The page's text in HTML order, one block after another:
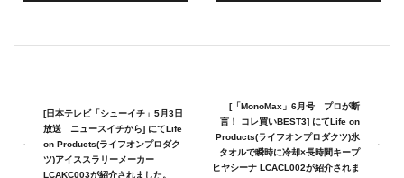
[日本テレビ「シューイチ」5月3日
放送 ニュースイチから] にてLife
on Products(ライフオンプロダク
ツ)アイススラリーメーカー
LCAKC003が紹介されました。
[「MonoMax」6月号 プロが断
言！ コレ買いBEST3] にてLife on
Products(ライフオンプロダクツ)氷
タオルで瞬時に冷却×長時間キープ
ヒヤシーナ LCACL002が紹介されま